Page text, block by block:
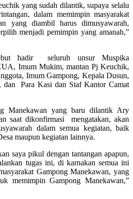
yang sudah dilantik, supaya selalu
dalam memimpin masyarakat
yang diambil harus dimusyawarah,
menjadi pemimpin yang amanah,”
hadir seluruh unsur Muspika
Imum Mukim, mantan Pj Keuchik,
Imum Gampong, Kepala Dusun,
dan Para Kasi dan Staf Kantor Camat
Manekawan yang baru dilantik Ary
saat dikonfirmasi mengatakan, akan
dalam semua kegiatan, baik
maupun kegiatan lainnya.
saya pikul dengan tantangan apapun,
tugas ini, di karnakan semua ini
Gampong Manekawan, yang
memimpin Gampong Manekawan,”